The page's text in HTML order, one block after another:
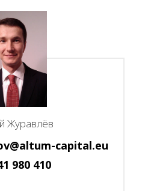
Журавлёв
capital.eu
980 410